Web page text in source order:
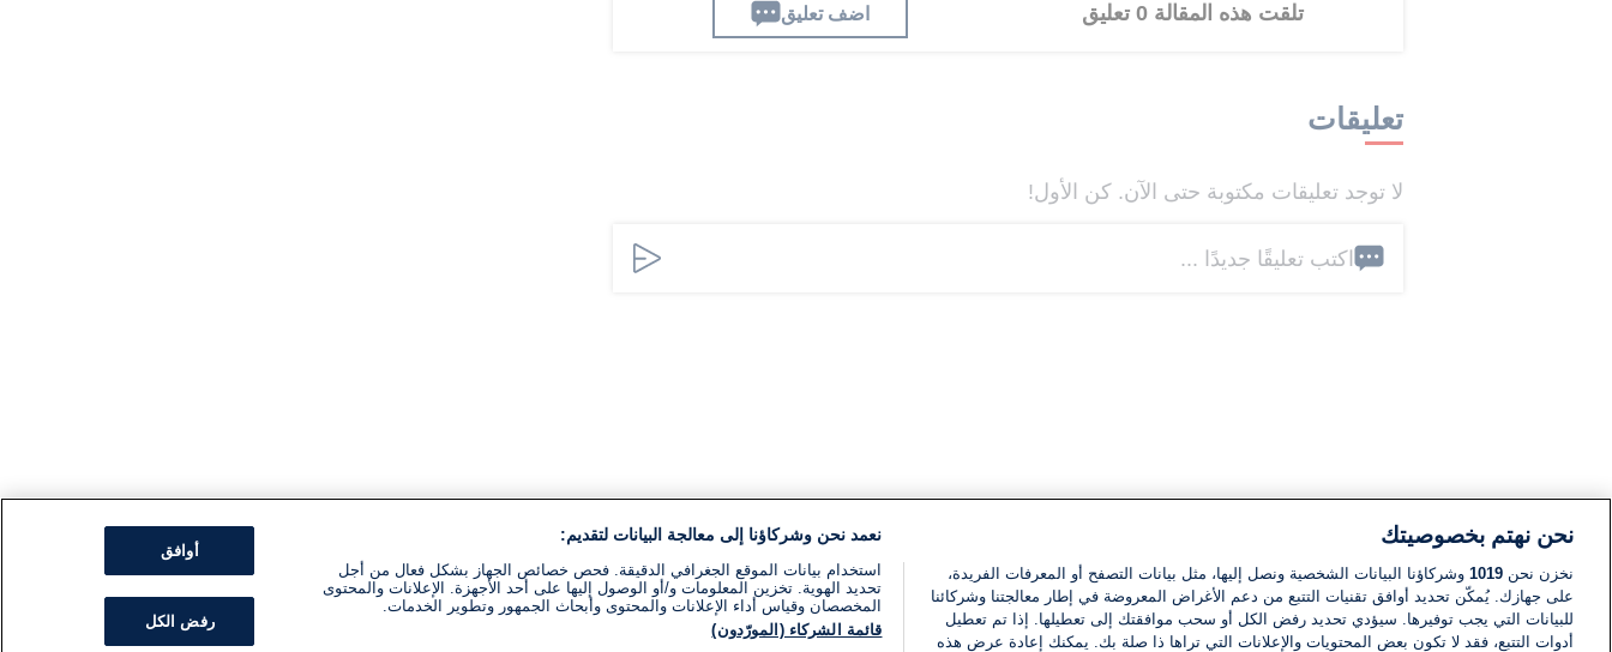
تلقت هذه المقالة 0 تعليق اضف تعليق
تعليقات
لا توجد تعليقات مكتوبة حتى الآن. كن الأول!
اكتب تعليقًا جديدًا ...
نحن نهتم بخصوصيتك
نخزن نحن 1019 وشركاؤنا البيانات الشخصية ونصل إليها، مثل بيانات التصفح أو المعرفات الفريدة،
على جهازك. يُمكّن تحديد أوافق تقنيات التتبع من دعم الأغراض المعروضة في إطار معالجتنا وشركائنا
للبيانات التي يجب توفيرها. سيؤدي تحديد رفض الكل أو سحب موافقتك إلى تعطيلها. إذا تم تعطيل
أدوات التتبع، فقد لا تكون بعض المحتويات والإعلانات التي تراها ذا صلة بك. يمكنك إعادة عرض هذه
نعمد نحن وشركاؤنا إلى معالجة البيانات لتقديم:
استخدام بيانات الموقع الجغرافي الدقيقة. فحص خصائص الجهاز بشكل فعال من أجل
تحديد الهوية. تخزين المعلومات و/أو الوصول إليها على أحد الأجهزة. الإعلانات والمحتوى
المخصصان وقياس أداء الإعلانات والمحتوى وأبحاث الجمهور وتطوير الخدمات.
قائمة الشركاء (المورّدون)
أوافق
رفض الكل